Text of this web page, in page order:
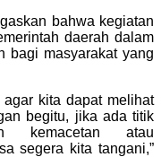
bahwa kegiatan
daerah dalam
bagi masyarakat yang
kita dapat melihat
begitu, jika ada titik
kemacetan atau
segera kita tangani,”